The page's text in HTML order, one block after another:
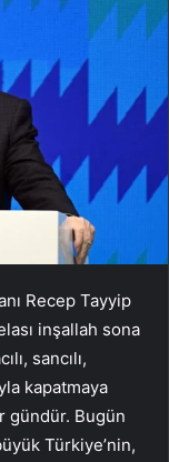
Recep Tayyip
inşallah sona
sancılı,
kapatmaya
gündür. Bugün
Türkiye’nin,